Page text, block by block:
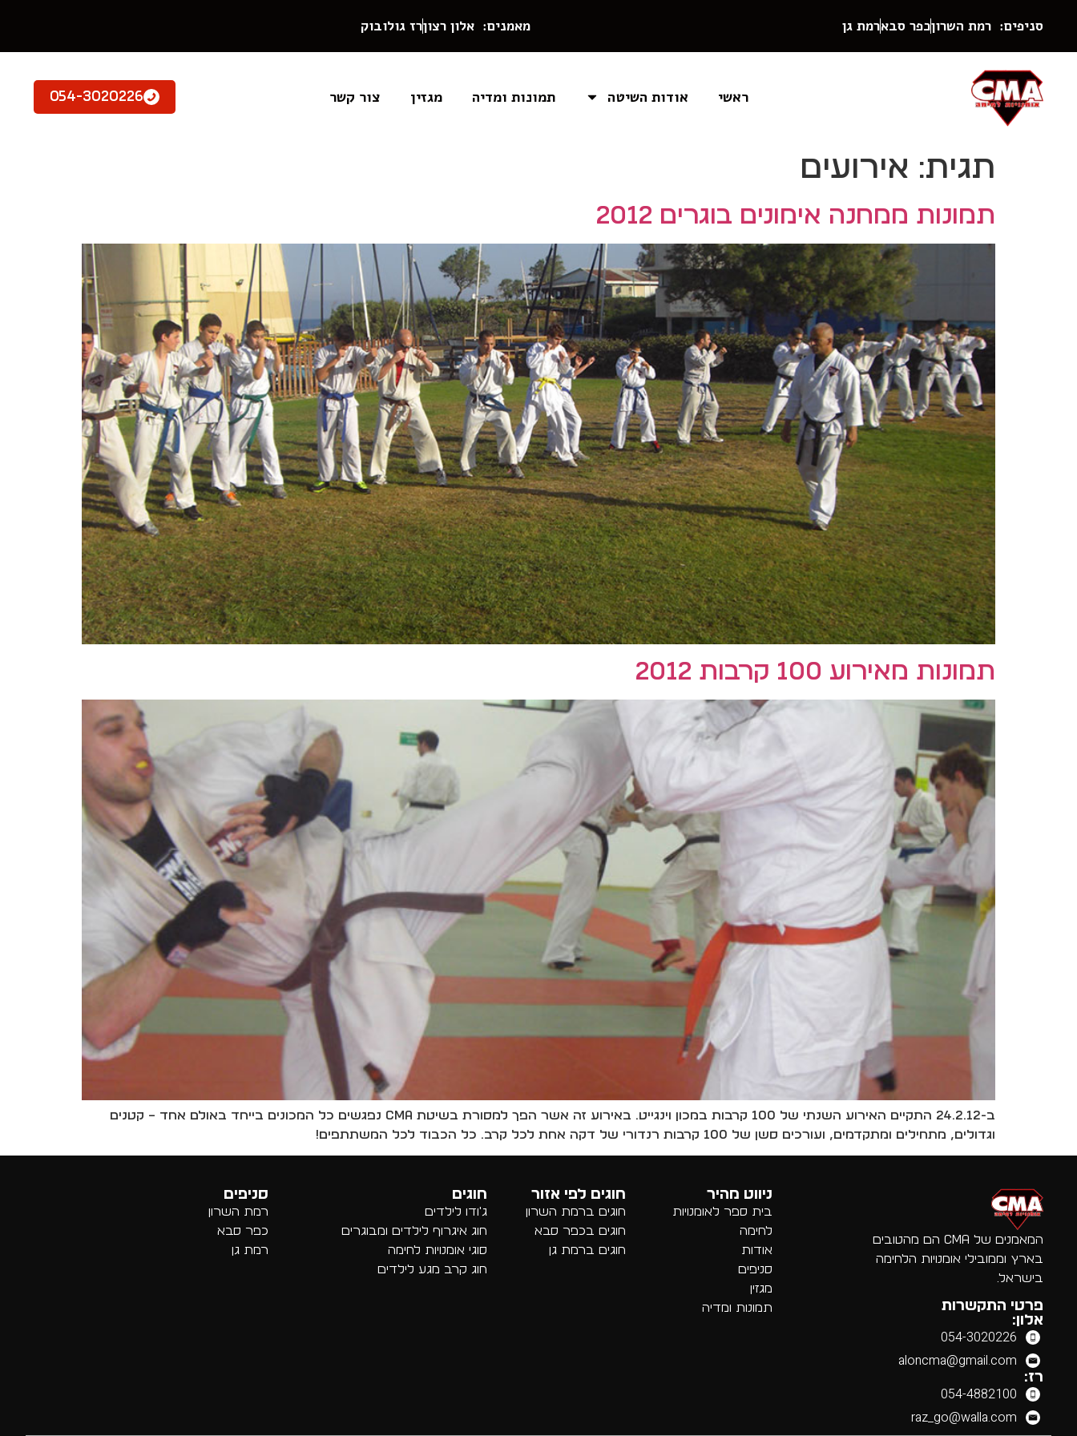
סניפים: רמת השרוןכפר סבארמת גן מאמנים: אלון רצוןרז גולובוק
ראשי אודות השיטה תמונות ומדיה מגזין צור קשר 054-3020226
תגית: אירועים
תמונות ממחנה אימונים בוגרים 2012
תמונות מאירוע 100 קרבות 2012
ב-24.2.12 התקיים האירוע השנתי של 100 קרבות במכון וינגייט. באירוע זה אשר הפך למסורת בשיטת CMA נפגשים כל המכונים בייחד באולם אחד – קטנים
וגדולים, מתחילים ומתקדמים, ועורכים סשן של 100 קרבות רנדורי של דקה אחת לכל קרב. כל הכבוד לכל המשתתפים!
המאמנים של CMA הם מהטובים
בארץ וממובילי אומנויות הלחימה
בישראל.
פרטי התקשרות
אלון:
054-3020226
aloncma@gmail.com
רז:
054-4882100
raz_go@walla.com
ניווט מהיר
בית ספר לאומנויות
לחימה
אודות
סניפים
מגזין
תמונות ומדיה
חוגים לפי אזור
חוגים ברמת השרון
חוגים בכפר סבא
חוגים ברמת גן
חוגים
ג'ודו לילדים
חוג איגרוף לילדים ומבוגרים
סוגי אומנויות לחימה
חוג קרב מגע לילדים
סניפים
רמת השרון
כפר סבא
רמת גן